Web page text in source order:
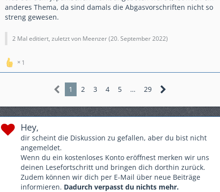
anderes Thema, da sind damals die Abgasvorschriften nicht so
streng gewesen.
2 Mal editiert, zuletzt von Meenzer (20. September 2022)
1
1 2 3 4 5 … 29
Hey,
dir scheint die Diskussion zu gefallen, aber du bist nicht
angemeldet.
Wenn du ein kostenloses Konto eröffnest merken wir uns
deinen Lesefortschritt und bringen dich dorthin zurück.
Zudem können wir dich per E-Mail über neue Beiträge
informieren. Dadurch verpasst du nichts mehr.